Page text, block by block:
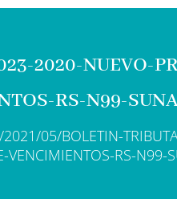
2020-NUEVO-
RS-N99-
05/BOLETIN-
VENCIMIENTOS-RS-N99-